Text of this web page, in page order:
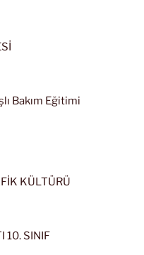
Bakım Eğitimi
KÜLTÜRÜ
10. SINIF